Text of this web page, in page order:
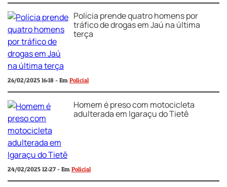
Polícia prende quatro homens por
tráfico de drogas em Jaú na última
terça
26/02/2025 16:18 - Em Policial
Homem é preso com motocicleta
adulterada em Igaraçu do Tietê
24/02/2025 12:27 - Em Policial